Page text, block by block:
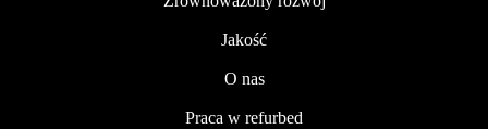
Jakość
O nas
Praca w refurbed